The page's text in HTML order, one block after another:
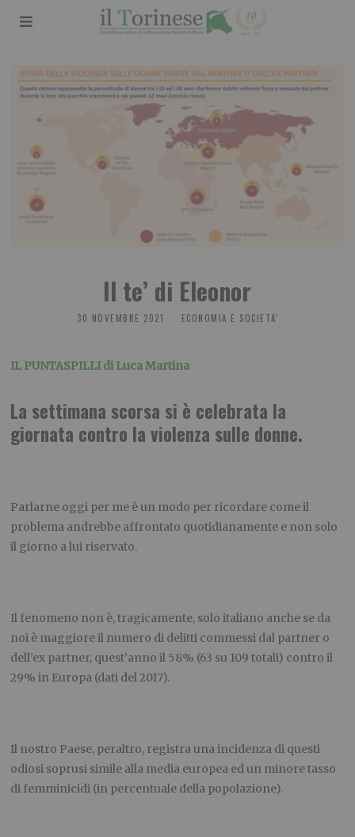
Il te’ di Eleonor
30 NOVEMBRE 2021 ECONOMIA E SOCIETA'
IL PUNTASPILLI diLuca Martina
La settimana scorsa si è celebrata la
giornata contro la violenza sulle donne.
Parlarne oggi per me è un modo per ricordare come il
problema andrebbe affrontato quotidianamente e non solo
il giorno a lui riservato.
Il fenomeno non è, tragicamente, solo italiano anche se da
noi è maggiore il numero di delitti commessi dal partner o
dell’ex partner, quest’anno il 58% (63 su 109 totali) contro il
29% in Europa (dati del 2017).
Il nostro Paese, peraltro, registra una incidenza di questi
odiosi soprusi simile alla media europea ed un minore tasso
di femminicidi (in percentuale della popolazione).